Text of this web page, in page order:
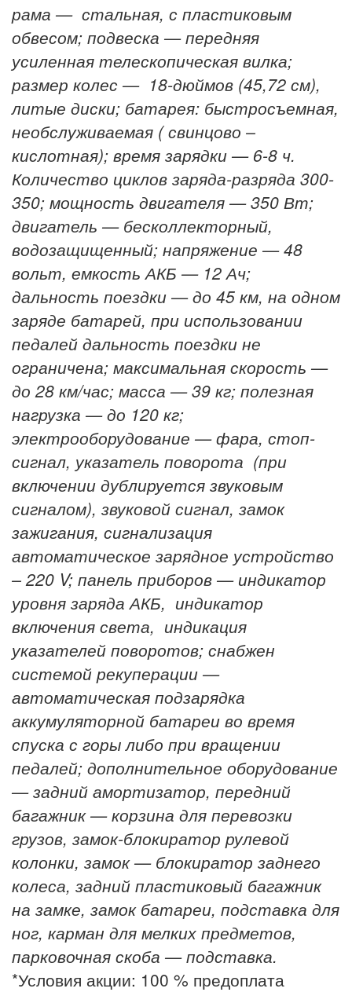
рама — стальная, с пластиковым
обвесом; подвеска — передняя
усиленная телескопическая вилка;
размер колес — 18-дюймов (45,72 см),
литые диски; батарея: быстросъемная,
необслуживаемая ( свинцово –
кислотная); время зарядки — 6-8 ч.
Количество циклов заряда-разряда 300-
350; мощность двигателя — 350 Вт;
двигатель — бесколлекторный,
водозащищенный; напряжение — 48
вольт, емкость АКБ — 12 Ач;
дальность поездки — до 45 км, на одном
заряде батарей, при использовании
педалей дальность поездки не
ограничена; максимальная скорость —
до 28 км/час; масса — 39 кг; полезная
нагрузка — до 120 кг;
электрооборудование — фара, стоп-
сигнал, указатель поворота (при
включении дублируется звуковым
сигналом), звуковой сигнал, замок
зажигания, сигнализация
автоматическое зарядное устройство
– 220 V; панель приборов — индикатор
уровня заряда АКБ, индикатор
включения света, индикация
указателей поворотов; снабжен
системой рекуперации —
автоматическая подзарядка
аккумуляторной батареи во время
спуска с горы либо при вращении
педалей; дополнительное оборудование
— задний амортизатор, передний
багажник — корзина для перевозки
грузов, замок-блокиратор рулевой
колонки, замок — блокиратор заднего
колеса, задний пластиковый багажник
на замке, замок батареи, подставка для
ног, карман для мелких предметов,
парковочная скоба — подставка.
*Условия акции: 100 % предоплата